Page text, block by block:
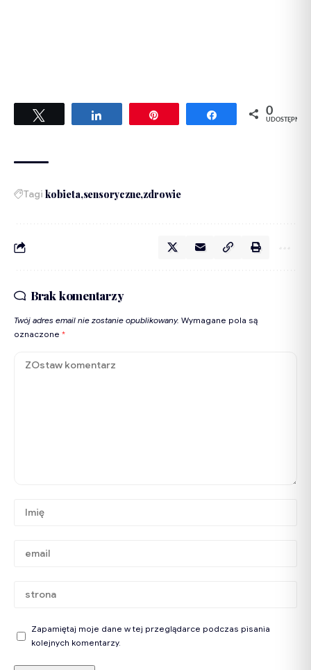
Udostępnij Udostępnij
0
UDOSTĘPNIEŃ
Tagi kobieta sensoryczne zdrowie
Brak komentarzy
Twój adres email nie zostanie opublikowany. Wymagane pola są
oznaczone *
Zapamiętaj moje dane w tej przeglądarce podczas pisania
kolejnych komentarzy.